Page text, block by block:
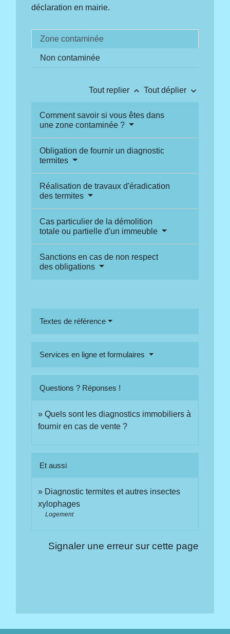
déclaration en mairie.
Zone contaminée
Non contaminée
Tout replier keyboard_arrow_up Tout déplier keyboard_arrow_down
Comment savoir si vous êtes dans
une zone contaminée ?
Obligation de fournir un diagnostic
termites
Réalisation de travaux d'éradication
des termites
Cas particulier de la démolition
totale ou partielle d'un immeuble
Sanctions en cas de non respect
des obligations
Textes de référence
Services en ligne et formulaires
Questions ? Réponses !
Quels sont les diagnostics immobiliers à
fournir en cas de vente ?
Et aussi
Diagnostic termites et autres insectes
xylophages
Logement
Signaler une erreur sur cette page